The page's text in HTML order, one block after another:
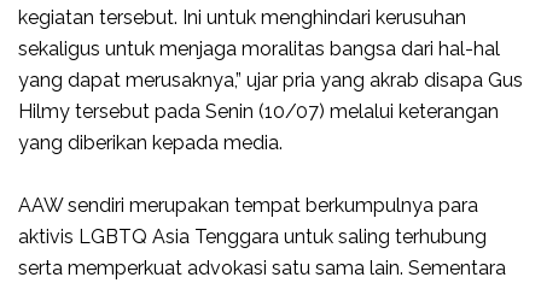
kegiatan tersebut. Ini untuk menghindari kerusuhan
sekaligus untuk menjaga moralitas bangsa dari hal-hal
yang dapat merusaknya,” ujar pria yang akrab disapa Gus
Hilmy tersebut pada Senin (10/07) melalui keterangan
yang diberikan kepada media.
AAW sendiri merupakan tempat berkumpulnya para
aktivis LGBTQ Asia Tenggara untuk saling terhubung
serta memperkuat advokasi satu sama lain. Sementara